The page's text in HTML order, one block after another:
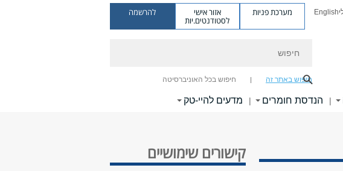
English מערכת פניות אזור אישי
לסטודנטים.יות
להרשמה
חיפוש באתר זה חיפוש בכל האוניברסיטה
| הנדסת חומרים | מדעים להיי-טק
קישורים שימושיים